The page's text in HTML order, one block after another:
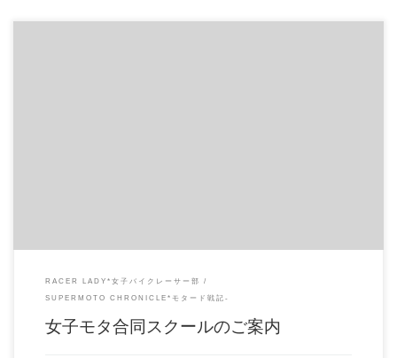
RACER LADY*女子バイクレーサー部
SUPERMOTO CHRONICLE*モタード戦記-
女子モタ合同スクールのご案内